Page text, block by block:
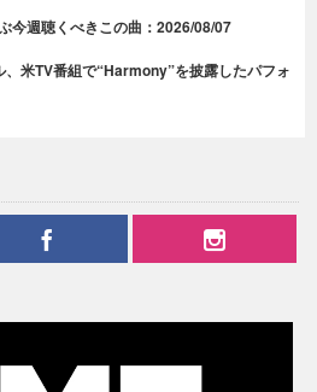
今週聴くべきこの曲：2026/08/07
、米TV番組で“Harmony”を披露したパフォ